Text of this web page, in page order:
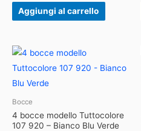
Aggiungi al carrello
Bocce
4 bocce modello Tuttocolore
107 920 – Bianco Blu Verde